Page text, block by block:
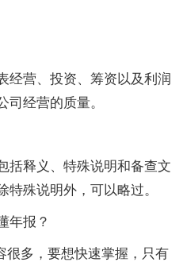
经营、投资、筹资以及利润
司经营的质量。
括释义、特殊说明和备查文
殊说明外，可以略过。
年报？
很多，要想快速掌握，只有